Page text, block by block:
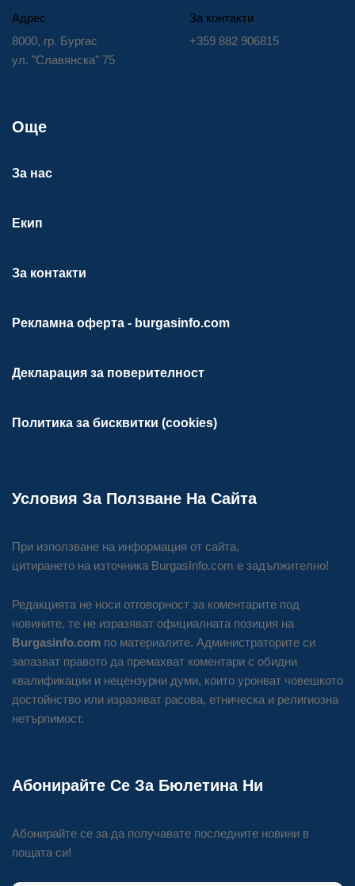
Адрес
8000, гр. Бургас
ул. "Славянска" 75
За контакти
+359 882 906815
Още
За нас
Екип
За контакти
Рекламна оферта - burgasinfo.com
Декларация за поверителност
Политика за бисквитки (cookies)
Условия За Ползване На Сайта
При използване на информация от сайта,
цитирането на източника BurgasInfo.com е задължително!
Редакцията не носи отговорност за коментарите под
новините, те не изразяват официалната позиция на
Burgasinfo.com по материалите. Администраторите си
запазват правото да премахват коментари с обидни
квалификации и нецензурни думи, които уронват човешкото
достойнство или изразяват расова, етническа и религиозна
нетърпимост.
Абонирайте Се За Бюлетина Ни
Абонирайте се за да получавате последните новини в
пощата си!